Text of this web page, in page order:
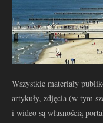
Wszystkie materiały
artykuły, zdjęcia (w tym
i wideo są własnością